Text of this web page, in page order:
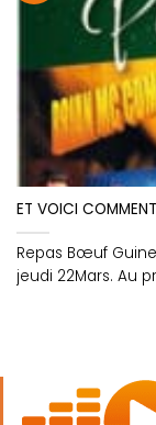
ET VOICI
Repas Bœuf
jeudi 22Mars. Au